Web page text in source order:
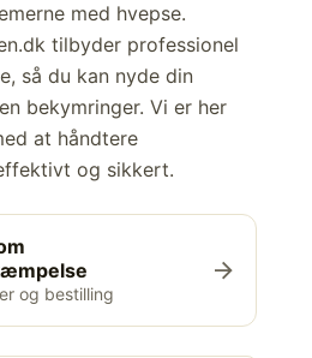
med hvepse.
tilbyder professionel
så du kan nyde din
bekymringer. Vi er her
at håndtere
og sikkert.
og bestilling
arrow_forward